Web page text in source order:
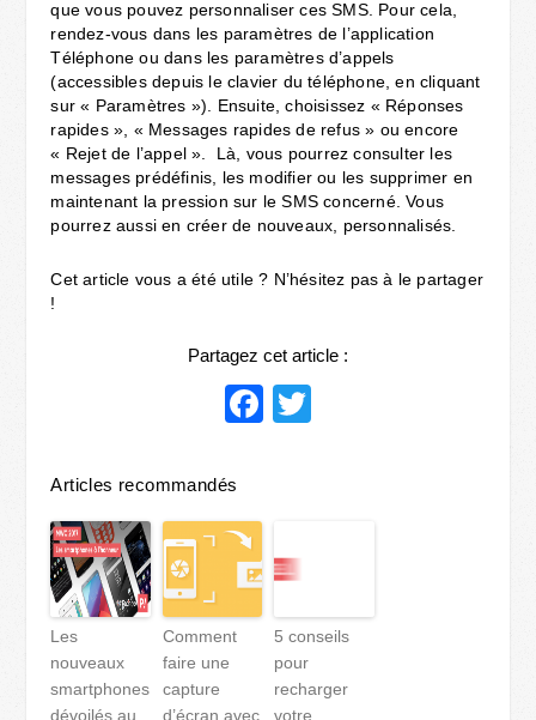
que vous pouvez personnaliser ces SMS. Pour cela,
rendez-vous dans les paramètres de l’application
Téléphone ou dans les paramètres d’appels
(accessibles depuis le clavier du téléphone, en cliquant
sur « Paramètres »). Ensuite, choisissez « Réponses
rapides », « Messages rapides de refus » ou encore
« Rejet de l’appel ». Là, vous pourrez consulter les
messages prédéfinis, les modifier ou les supprimer en
maintenant la pression sur le SMS concerné. Vous
pourrez aussi en créer de nouveaux, personnalisés.
Cet article vous a été utile ? N’hésitez pas à le partager
!
Partagez cet article :
Facebook
Articles recommandés
Les
nouveaux
smartphones
dévoilés au
Comment
faire une
capture
d’écran avec
5 conseils
pour
recharger
votre